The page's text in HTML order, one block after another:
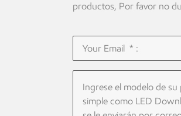
productos, Por favor no